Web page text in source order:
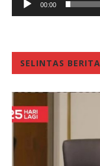
00:00
SELINTAS BERITA